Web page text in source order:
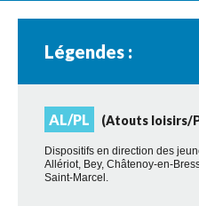
Légendes :
AL/PL (Atouts loisirs/
Dispositifs en direction des
Allériot, Bey, Châtenoy-en-
Saint-Marcel.